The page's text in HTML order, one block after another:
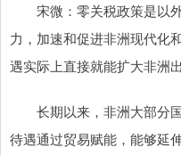
宋微：零关税政策是以外
力，加速和促进非洲现代化
遇实际上直接就能扩大非洲
长期以来，非洲大部分国
待遇通过贸易赋能，能够延